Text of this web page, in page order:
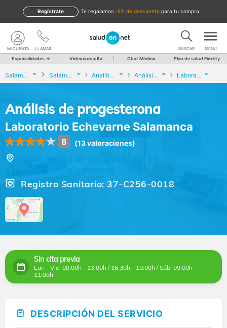
te regalamos -5% de descuento para tu compra
Regístrate
LLAMAR
MI CUENTA BUSCAR MENU
Especialidades Videoconsulta Chat Médico Plan de salud Fidelity
Salamanca Salamanca Analíticas y Genética Análisis de progesterona Laboratorio Echevarne Salamanca
Análisis de progesterona
Laboratorio Echevarne Salamanca
8 (13 valoraciones)
Salamanca (Salamanca)
Registro Sanitario: 37-C256-0018
Sin cita previa
Lun - Vie: 08:00h - 13:00h / 16:30h - 19:00h / Sáb: 09:00h -
11:00h
DESCRIPCIÓN DEL SERVICIO